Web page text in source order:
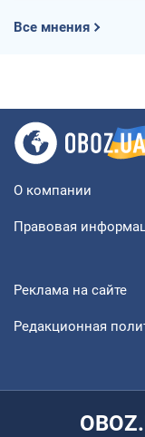
Все мнения
О компании
Правовая
Реклама на сайте
Редакционная